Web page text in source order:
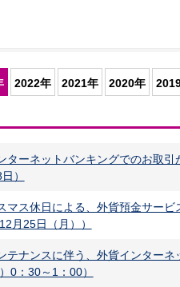
2022年 2021年 2020年
ターネットバンキングでのお取
）
マス休日による、外貨預金サー
月25日（月））
テナンスに伴う、外貨インター
0：30～1：00）